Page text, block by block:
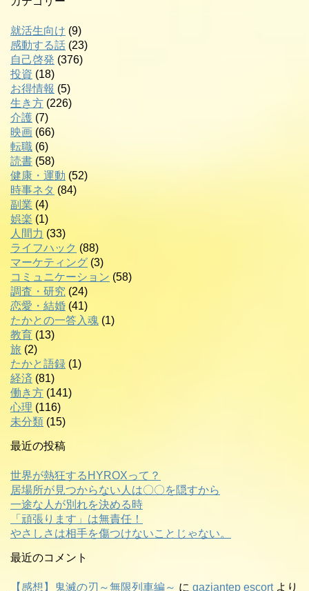
就活生向け (9)
感動する話 (23)
自己啓発 (376)
投資 (18)
お得情報 (5)
生き方 (226)
介護 (7)
映画 (66)
転職 (6)
読書 (58)
健康・運動 (52)
時事ネタ (84)
副業 (4)
娯楽 (1)
人間力 (33)
ライフハック (88)
マーケティング (3)
コミュニケーション (58)
調査・研究 (24)
恋愛・結婚 (41)
たかとの一答入魂 (1)
教育 (13)
旅 (2)
たかと語録 (1)
経済 (81)
働き方 (141)
心理 (116)
未分類 (15)
最近の投稿
世界が熱狂するHYROXって？
居場所が見つからない人は〇〇を隠すから
一途な人が別れを決める時
「頑張ります」は無責任！
やさしさは相手を傷つけないことじゃない。
最近のコメント
【感想】鬼滅の刃～無限列車編～ に gaziantep escortより